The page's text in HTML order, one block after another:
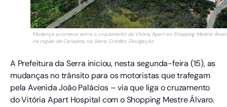
Mudança acontece entre o cruzamento do Vitória Apart ao Shopping Mestre
na região de Carapina, na Serra. Crédito: Divulgação
A Prefeitura da Serra iniciou, nesta segunda-feira (15), as
mudanças no trânsito para os motoristas que trafegam
pela Avenida João Palácios – via que liga o cruzamento
do Vitória Apart Hospital com o Shopping Mestre Álvaro.